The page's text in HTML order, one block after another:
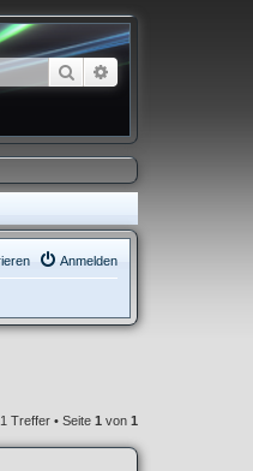
Suche Erweiterte Suche
Anmelden
Treffer • Seite 1 von 1